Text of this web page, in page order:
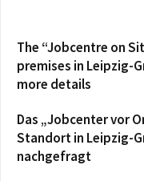
The “Jobcentre on
premises in Leipzig-
more details
Das „Jobcenter vor
Standort in Leipzig-
nachgefragt